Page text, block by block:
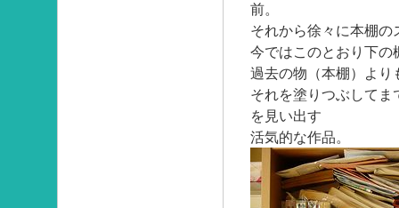
前。
それから徐々に本棚
今ではこのとおり下の
過去の物（本棚）より
それを塗りつぶして
を見い出す
活気的な作品。